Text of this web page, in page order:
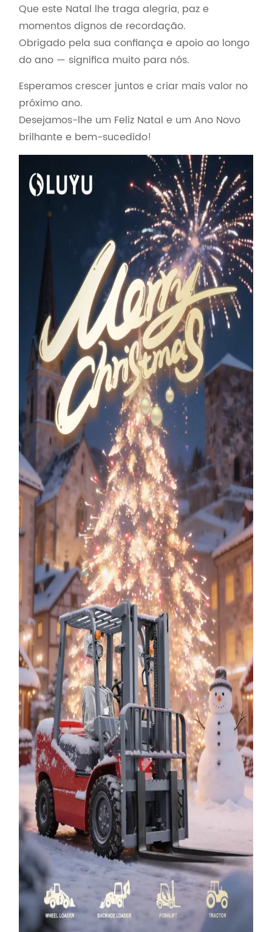
Que este Natal lhe traga alegria, paz e
momentos dignos de recordação.
Obrigado pela sua confiança e apoio ao longo
do ano — significa muito para nós.
Esperamos crescer juntos e criar mais valor no
próximo ano.
Desejamos-lhe um Feliz Natal e um Ano Novo
brilhante e bem-sucedido!